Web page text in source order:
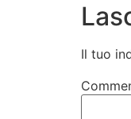
Il tuo